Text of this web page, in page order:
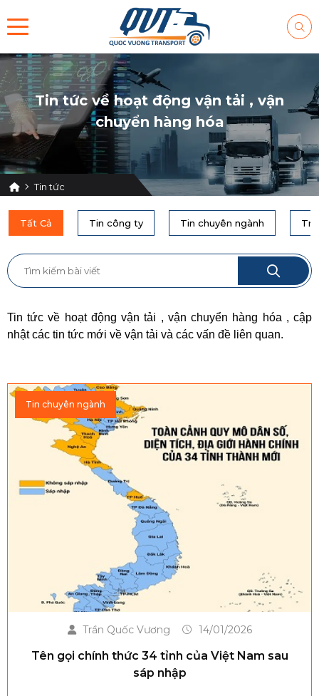
Tin tức về hoạt động vận tải , vận
chuyển hàng hóa
Tin tức
Tất Cả Tin công ty Tin chuyên ngành
Tin tức về hoạt động vận tải , vận chuyển hàng hóa , cập
nhật các tin tức mới về vận tải và các vấn đề liên quan.
Tin chuyên ngành
Trần Quốc Vương 14/01/2026
Tên gọi chính thức 34 tỉnh của Việt Nam sau
sáp nhập